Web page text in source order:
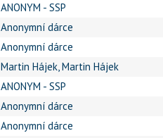
ANONYM - SSP
Anonymní dárce
Anonymní dárce
Martin Hájek, Martin Hájek
ANONYM - SSP
Anonymní dárce
Anonymní dárce